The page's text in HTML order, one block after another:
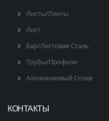
Листы/Плиты
Лист
Бар/Листовая Сталь
Трубы/Профили
Алюминиевый Сплав
КОНТАКТЫ